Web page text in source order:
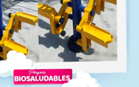
Biosaludables